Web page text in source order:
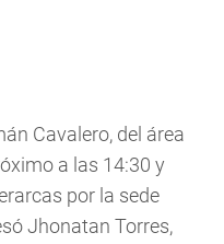
Cavalero, del área
a las 14:30 y
por la sede
Jhonatan Torres,